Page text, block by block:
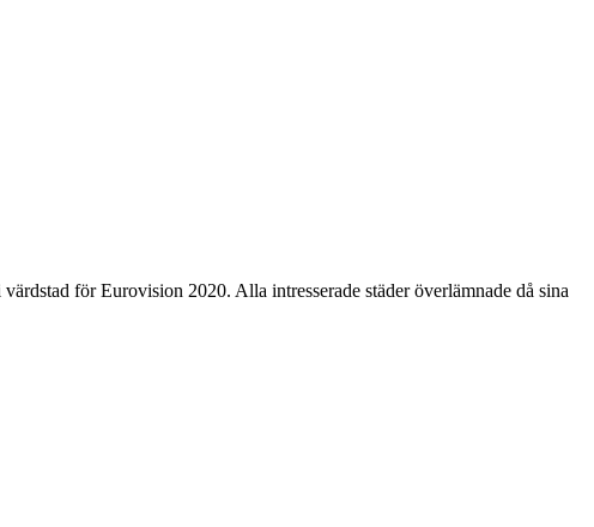
för Eurovision 2020. Alla intresserade städer överlämnade då sina